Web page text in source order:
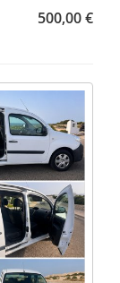
500,00 €